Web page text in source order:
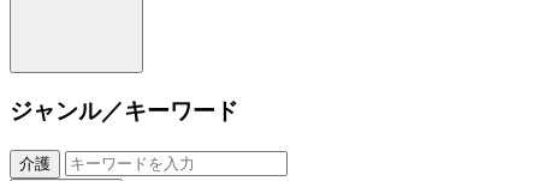
ジャンル／キーワード
介護